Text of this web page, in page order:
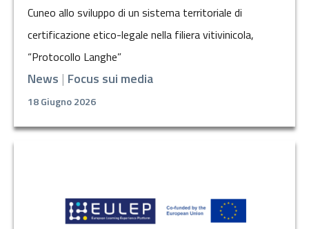
Cuneo allo sviluppo di un sistema territoriale di
certificazione etico-legale nella filiera vitivinicola,
“Protocollo Langhe”
News | Focus sui media
18 Giugno 2026